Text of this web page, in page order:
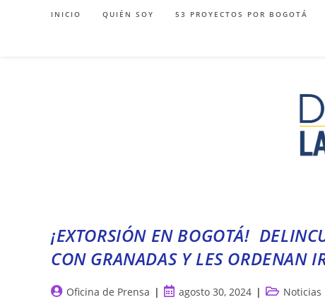
INICIO QUIÉN SOY 53 PROYECTOS POR BOGOTÁ
¡EXTORSIÓN EN BOGOTÁ!
CON GRANADAS Y LES ORDENAN
AutorOficina de Prensa
Publicación
agosto 30, 2024
Categoría
Noticias